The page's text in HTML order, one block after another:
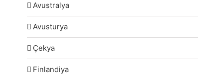
Avustralya
Avusturya
Çekya
Finlandiya